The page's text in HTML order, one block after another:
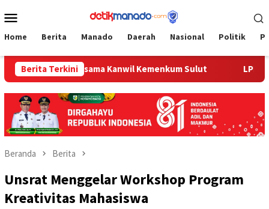
ke
Mobile
Home Berita Manado Daerah Nasional Politik
Berita Terkini
Zumba Bersama Kanwil Kemenkum Sulut LPP
Beranda Berita
Unsrat Menggelar Workshop Program
Kreativitas Mahasiswa